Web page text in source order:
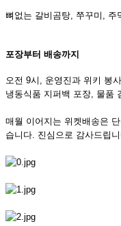
뼈없는 갈비곰탕, 쭈꾸미, 주
포장부터 배송까지
오전 9시, 운영진과 위키 봉
냉동식품 지퍼백 포장, 물품
매월 이어지는 위켓배송은
습니다. 진심으로 감사드립니